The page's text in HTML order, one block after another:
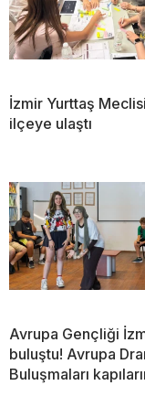
İzmir Yurttaş
ilçeye ulaştı
Avrupa Gençliği
buluştu! Avrupa
Buluşmaları